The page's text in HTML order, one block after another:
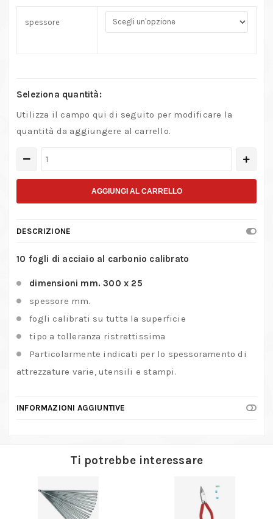
spessore
Seleziona quantità:
Utilizza il campo qui di seguito per modificare la
quantità da aggiungere al carrello.
acciaio
carbonio
da
x
25
mm.
quantità
AGGIUNGI AL CARRELLO
DESCRIZIONE
10 fogli di acciaio al carbonio calibrato
dimensioni mm. 300 x 25
spessore mm.
fogli calibrati su tutta la superficie
tipo a tolleranza ristrettissima
Particolarmente indicati per lo spessoramento di
attrezzature varie, utensili e stampi.
INFORMAZIONI AGGIUNTIVE
Ti potrebbe interessare